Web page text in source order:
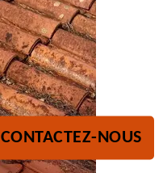
CONTACTEZ-NOUS